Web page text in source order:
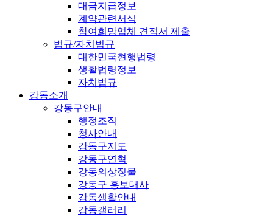
대금지급정보
계약관련서식
참여희망업체 견적서 제출
법규/자치법규
대한민국현행법령
생활법령정보
자치법규
강동소개
강동구안내
행정조직
청사안내
강동구지도
강동구연혁
강동의상징물
강동구 홍보대사
강동생활안내
강동갤러리